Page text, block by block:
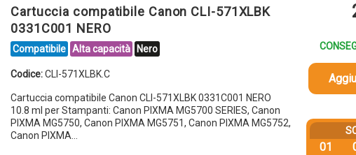
Cartuccia compatibile Canon CLI-571XLBK
0331C001 NERO
Compatibile Alta capacità Nero
Codice:CLI-571XLBK.C
Cartuccia compatibile Canon CLI-571XLBK 0331C001 NERO
10.8 ml per Stampanti: Canon PIXMA MG5700 SERIES, Canon
PIXMA MG5750, Canon PIXMA MG5751, Canon PIXMA MG5752,
Canon PIXMA…
01